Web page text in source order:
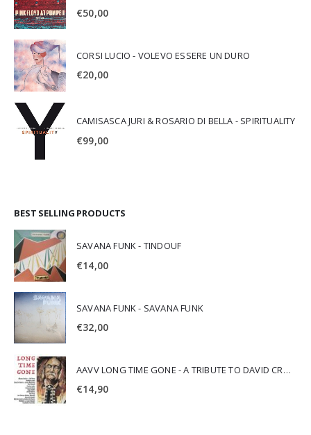
€50,00
CORSI LUCIO - VOLEVO ESSERE UN DURO
€20,00
CAMISASCA JURI & ROSARIO DI BELLA - SPIRITUALITY
€99,00
BEST SELLING PRODUCTS
SAVANA FUNK - TINDOUF
€14,00
SAVANA FUNK - SAVANA FUNK
€32,00
AAVV LONG TIME GONE - A TRIBUTE TO DAVID CROSBY
€14,90